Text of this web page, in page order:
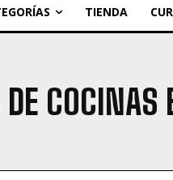
TIENDA
COCINAS